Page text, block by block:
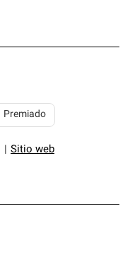
Sitio web
Premiado